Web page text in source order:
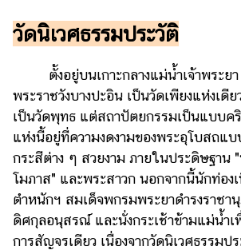
วัดนิเวศธรรมประวัติ
ตั้งอยู่บนเกาะกลางแม่น้ำเจ้าพระยา
พระราชวังบางปะอิน เป็นวัดเพียงแห่งเดี
เป็นวัดพุทธ แต่สถาปัตยกรรมเป็นแบบค
แห่งนี้อยู่ที่ความงดงามของพระอุโบสถแ
กระสีต่าง ๆ สวยงาม ภายในประดิษฐาน
โมภาส" และพระสาวก นอกจากนี้นักท่อง
ตำหนักฯ สมเด็จพกรมพระยาดำรงราชา
ดิศกุลอนุสรณ์ และนั่งกระเช้าข้ามแม่น้ำเ
การสัญจรเดียว เนื่องจากวัดนิเวศธรรมป